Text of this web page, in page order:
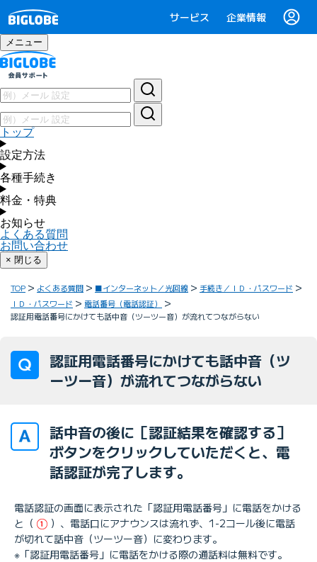
サービス 企業情報
メニュー
トップ
設定方法
各種手続き
料金・特典
お知らせ
よくある質問
お問い合わせ
× 閉じる
TOP よくある質問 ■インターネット／光回線
手続き／ＩＤ・パスワード
ＩＤ・パスワード
電話番号（電話認証）
認証用電話番号にかけても話中音（ツーツー音）が流れてつながらない
認証用電話番号にかけても話中音（ツ
ーツー音）が流れてつながらない
話中音の後に［認証結果を確認する］
ボタンをクリックしていただくと、電
話認証が完了します。
電話認証の画面に表示された「認証用電話番号」に電話をかける
と（
）、電話口にアナウンスは流れず、1-2コール後に電話
が切れて話中音（ツーツー音）に変わります。
※「認証用電話番号」に電話をかける際の通話料は無料です。